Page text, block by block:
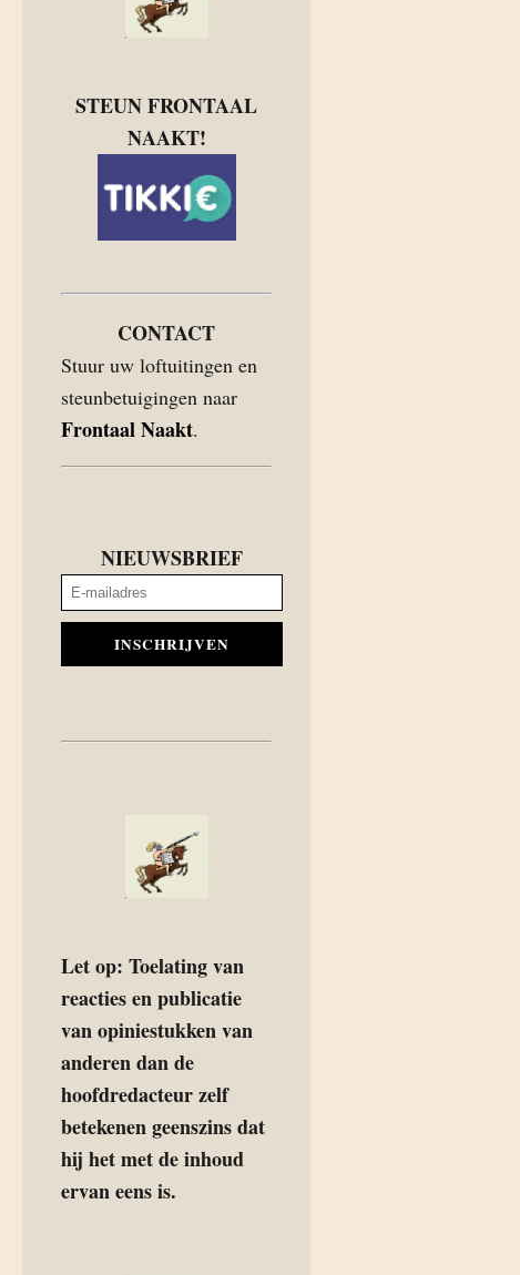
STEUN FRONTAAL
NAAKT!
CONTACT
Stuur uw loftuitingen en
steunbetuigingen naar
Frontaal Naakt.
NIEUWSBRIEF
INSCHRIJVEN
Let op: Toelating van
reacties en publicatie
van opiniestukken van
anderen dan de
hoofdredacteur zelf
betekenen geenszins dat
hij het met de inhoud
ervan eens is.